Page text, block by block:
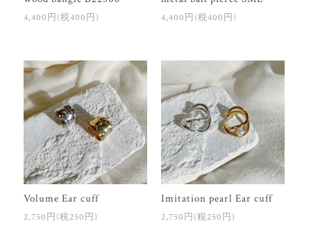
4,400円(税400円) 4,400円(税400円)
Volume Ear cuff
2,750円(税250円)
Imitation pearl Ear cuff
2,750円(税250円)